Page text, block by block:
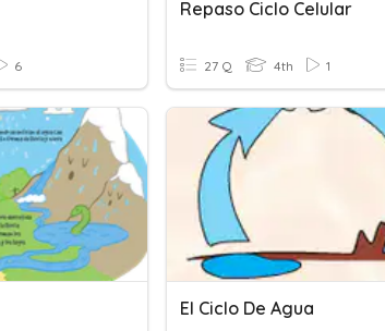
6
Repaso Ciclo Celular
27 Q 4th 1
El Ciclo De Agua